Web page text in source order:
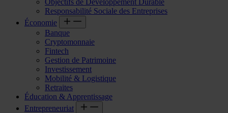
Responsabilité Sociale des Entreprises
Économie
Banque
Cryptomonnaie
Fintech
Gestion de Patrimoine
Investissement
Mobilité & Logistique
Retraites
Éducation & Apprentissage
Entrepreneuriat